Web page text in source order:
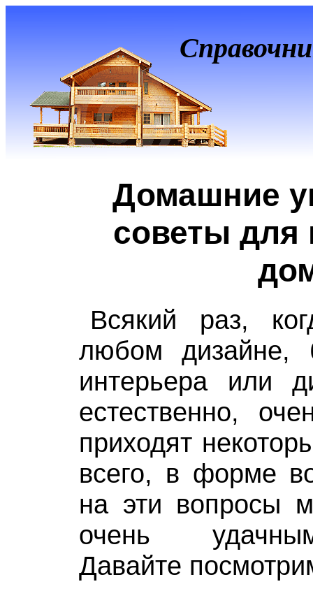
Домашние
советы для
Всякий раз,
любом дизайне,
интерьера или
естественно,
приходят
всего, в форме
на эти вопросы
очень
Давайте